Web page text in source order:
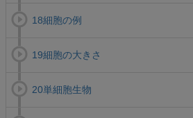
18細胞の例
19細胞の大きさ
20単細胞生物